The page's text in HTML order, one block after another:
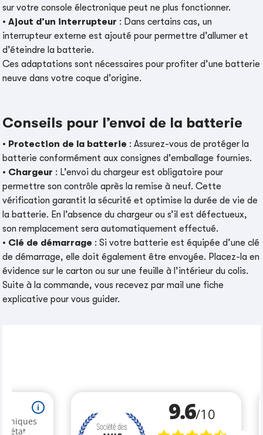
sur votre console électronique peut ne plus fonctionner.
•Ajout d’un interrupteur : Dans certains cas, un
interrupteur externe est ajouté pour permettre d’allumer et
d’éteindre la batterie.
Ces adaptations sont nécessaires pour profiter d’une batterie
neuve dans votre coque d’origine.
Conseils pour l’envoi de la batterie
• Protection de la batterie : Assurez-vous de protéger la
batterie conformément aux consignes d'emballage fournies.
• Chargeur : L’envoi du chargeur est obligatoire pour
permettre son contrôle après la remise à neuf. Cette
vérification garantit la sécurité et optimise la durée de vie de
la batterie. En l’absence du chargeur ou s’il est défectueux,
son remplacement sera automatiquement effectué.
• Clé de démarrage : Si votre batterie est équipée d’une clé
de démarrage, elle doit également être envoyée. Placez-la en
évidence sur le carton ou sur une feuille à l’intérieur du colis.
Suite à la commande, vous recevez par mail une fiche
explicative pour vous guider.